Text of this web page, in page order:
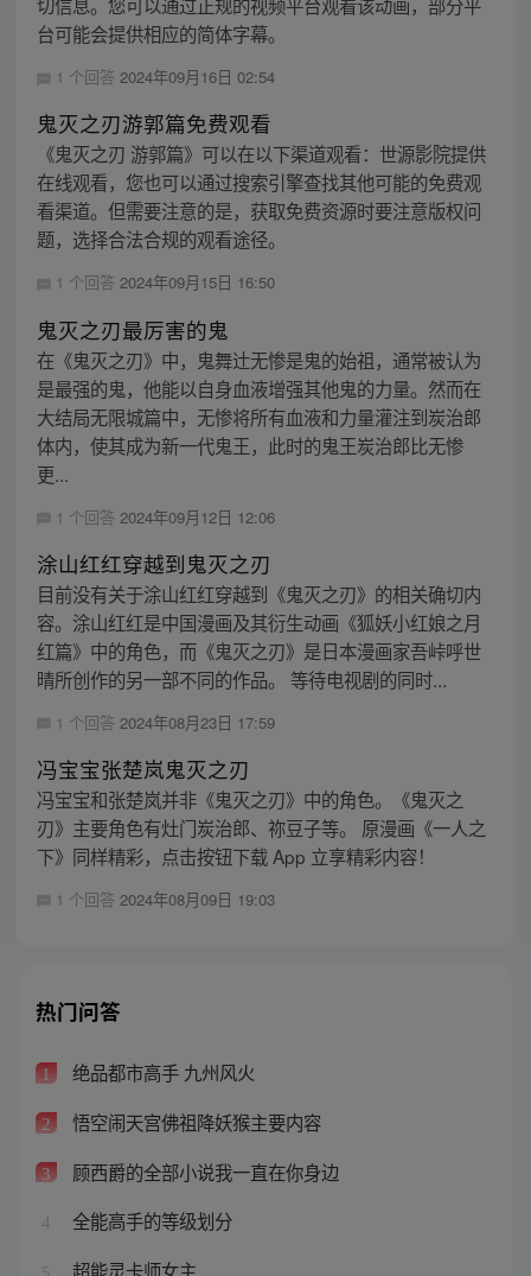
台可能会提供相应的简体字幕。
1 个回答 2024年09月16日 02:54
鬼灭之刃游郭篇免费观看
《鬼灭之刃 游郭篇》可以在以下渠道观看：世源影院提供
在线观看，您也可以通过搜索引擎查找其他可能的免费观
看渠道。但需要注意的是，获取免费资源时要注意版权问
题，选择合法合规的观看途径。
1 个回答 2024年09月15日 16:50
鬼灭之刃最厉害的鬼
在《鬼灭之刃》中，鬼舞辻无惨是鬼的始祖，通常被认为
是最强的鬼，他能以自身血液增强其他鬼的力量。然而在
大结局无限城篇中，无惨将所有血液和力量灌注到炭治郎
体内，使其成为新一代鬼王，此时的鬼王炭治郎比无惨
更...
1 个回答 2024年09月12日 12:06
涂山红红穿越到鬼灭之刃
目前没有关于涂山红红穿越到《鬼灭之刃》的相关确切内
容。涂山红红是中国漫画及其衍生动画《狐妖小红娘之月
红篇》中的角色，而《鬼灭之刃》是日本漫画家吾峠呼世
晴所创作的另一部不同的作品。 等待电视剧的同时...
1 个回答 2024年08月23日 17:59
冯宝宝张楚岚鬼灭之刃
冯宝宝和张楚岚并非《鬼灭之刃》中的角色。《鬼灭之
刃》主要角色有灶门炭治郎、祢豆子等。 原漫画《一人之
下》同样精彩，点击按钮下载 App 立享精彩内容！
1 个回答 2024年08月09日 19:03
热门问答
1 绝品都市高手 九州风火
2 悟空闹天宫佛祖降妖猴主要内容
3 顾西爵的全部小说我一直在你身边
4 全能高手的等级划分
5 超能灵卡师女主